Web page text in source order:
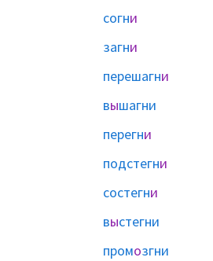
согни
загни
перешагни
вышагни
перегни
подстегни
состегни
выстегни
промозгни